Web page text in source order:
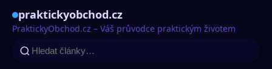
praktickyobchod.cz
PraktickyObchod.cz – Váš průvodce praktickým životem